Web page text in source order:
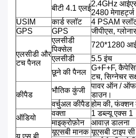
बीटी 4.1 एलई
2.4GHz
2480 मेगाहर्ट्ज
USIM
कार्ड स्लॉट
4 PSAM
GPS
GPS जीपीएस,
एलसीडी और
टच पैनल
एलसीडी
पिक्सेल
720*1280
एलसीडी
5.5 इंच
छूने की पैनल
G+F+F,
टच, सिग्नेचर
कीपैड
भौतिक कुंजी
पावर ऑन / ऑफ,
डाउन।
वर्चुअल कीपैडहोम की, फंक्शन
ऑडियो
वक्ता
1 डब्ल्यू एक्स 1
माइक्रोफ़ोन
आवाज़ डालना
यूएसबी मानक यूएसबी टाइप